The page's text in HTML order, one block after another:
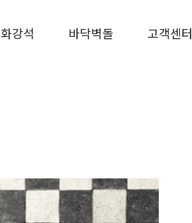
화강석 바닥벽돌 고객센터